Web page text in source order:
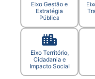
Eixo Gestão e
Estratégia
Pública
Eixo Território,
Cidadania e
Impacto Social